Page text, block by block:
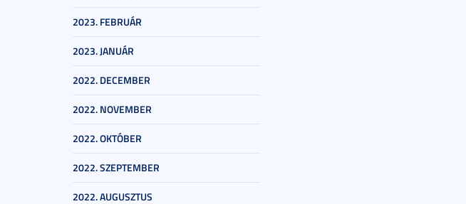
2023. FEBRUÁR
2023. JANUÁR
2022. DECEMBER
2022. NOVEMBER
2022. OKTÓBER
2022. SZEPTEMBER
2022. AUGUSZTUS